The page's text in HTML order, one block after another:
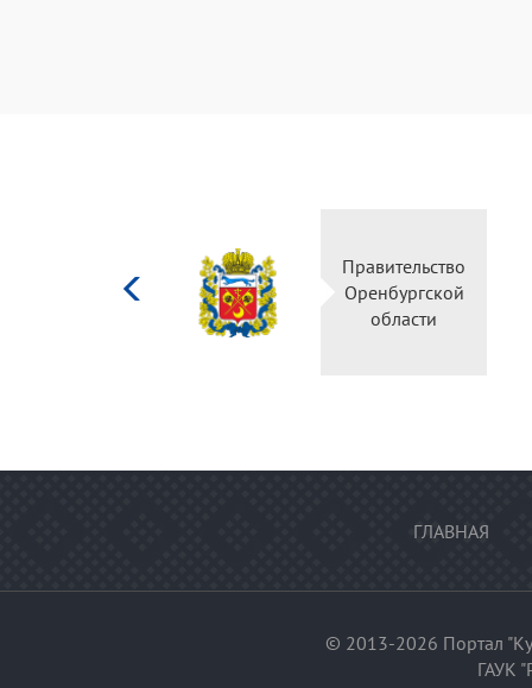
Правительство
Оренбургской
области
ГЛАВНАЯ
© 2013-2026 Портал
ГАУК